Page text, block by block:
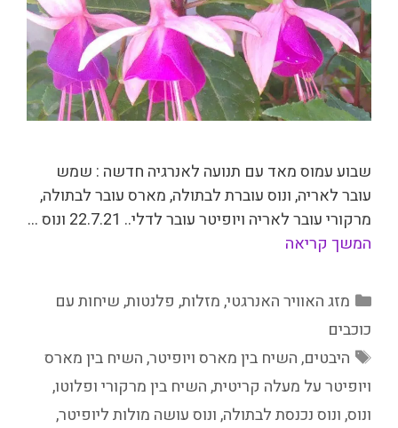
שבוע עמוס מאד עם תנועה לאנרגיה חדשה : שמש
עובר לאריה, ונוס עוברת לבתולה, מארס עובר לבתולה,
מרקורי עובר לאריה ויופיטר עובר לדלי.. 22.7.21 ונוס …
המשך קריאה
קטגוריות
מזג האוויר האנרגטי,מזלות, פלנטות,שיחות עם
כוכבים
תגיות
היבטים,השיח בין מארס ויופיטר,השיח בין מארס
ויופיטר על מעלה קריטית,השיח בין מרקורי ופלוטו,
ונוס,ונוס נכנסת לבתולה,ונוס עושה מולות ליופיטר,